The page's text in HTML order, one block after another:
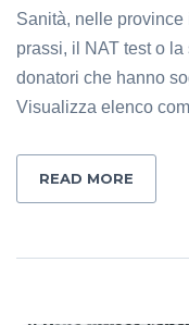
Sanità, nelle province
prassi, il NAT test o
donatori che hanno
Visualizza elenco
READ MORE